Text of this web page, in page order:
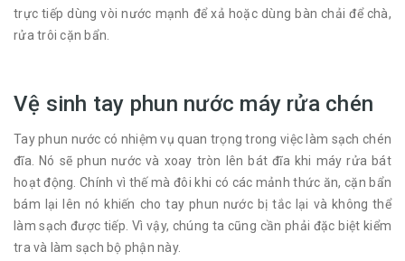
trực tiếp dùng vòi nước mạnh để xả hoặc dùng bàn chải để chà,
rửa trôi cặn bẩn.
Vệ sinh tay phun nước máy rửa chén
Tay phun nước có nhiệm vụ quan trọng trong việc làm sạch chén
đĩa. Nó sẽ phun nước và xoay tròn lên bát đĩa khi máy rửa bát
hoạt động. Chính vì thế mà đôi khi có các mảnh thức ăn, cặn bẩn
bám lại lên nó khiến cho tay phun nước bị tắc lại và không thể
làm sạch được tiếp. Vì vậy, chúng ta cũng cần phải đặc biệt kiểm
tra và làm sạch bộ phận này.